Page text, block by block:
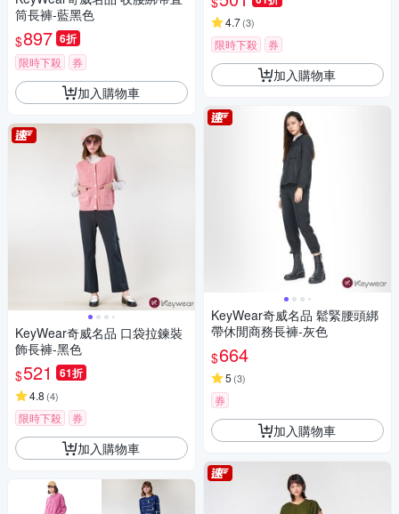
筒長褲-藍黑色
$897 6折
限時下殺 券
加入購物車
KeyWear奇威名品 口袋拉鍊裝
飾長褲-黑色
$521 61折
4.8 (4)
限時下殺 券
加入購物車
4.7(3)
限時下殺 券
加入購物車
KeyWear奇威名品 鬆緊腰頭綁
帶休閒商務長褲-灰色
$664
5 (3)
券
加入購物車